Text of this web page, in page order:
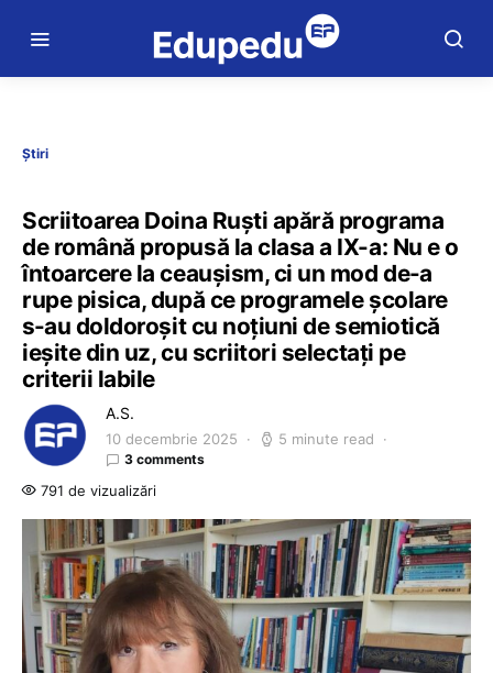
Știri
Scriitoarea Doina Ruști apără programa
de română propusă la clasa a IX-a: Nu e o
întoarcere la ceaușism, ci un mod de⁠-⁠a
rupe pisica, după ce programele școlare
s⁠-⁠au doldoroșit cu noțiuni de semiotică
ieșite din uz, cu scriitori selectați pe
criterii labile
A.S.
10 decembrie 2025 5 minute read
3 comments
791 de vizualizări